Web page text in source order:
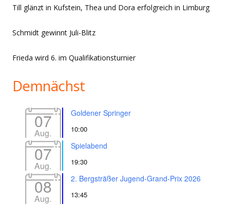
Till glänzt in Kufstein, Thea und Dora erfolgreich in Limburg
Schmidt gewinnt Juli-Blitz
Frieda wird 6. im Qualifikationsturnier
Demnächst
07
Aug.
Goldener Springer
10:00
07
Aug.
Spielabend
19:30
08
Aug.
2. Bergsträßer Jugend-Grand-Prix 2026
13:45